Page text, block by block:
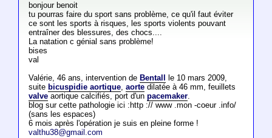
bonjour benoit
tu pourras faire du sport sans problème, ce qu'il faut éviter
ce sont les sports à risques, les sports violents pouvant
entraîner des blessures, des chocs....
La natation c génial sans problème!
bises
val
Valérie, 46 ans, intervention de Bentall
le 10 mars 2009,
suite bicuspidie aortique, aortedilatée à 46 mm, feuillets
valveaortique calcifiés, port d'un pacemaker.
blog sur cette pathologie ici :http :// www .mon -coeur .info/
(sans les espaces)
6 mois après l'opération je suis en pleine forme !
valthu38@gmail.com